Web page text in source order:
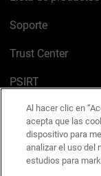
Soporte
Trust Center
PSIRT
Política de cookies
Política de
Kit de medios y
Al hacer clic en
acepta que las
dispositivo para
analizar el uso del
estudios para